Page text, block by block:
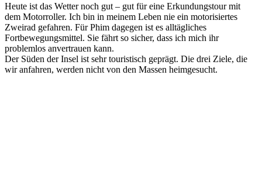
Heute ist das Wetter noch gut – gut für eine Erkundungstour mit
dem Motorroller. Ich bin in meinem Leben nie ein motorisiertes
Zweirad gefahren. Für Phim dagegen ist es alltägliches
Fortbewegungsmittel. Sie fährt so sicher, dass ich mich ihr
problemlos anvertrauen kann.
Der Süden der Insel ist sehr touristisch geprägt. Die drei Ziele, die
wir anfahren, werden nicht von den Massen heimgesucht.